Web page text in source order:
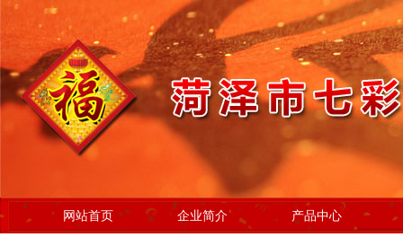
网站首页 企业简介 产品中心